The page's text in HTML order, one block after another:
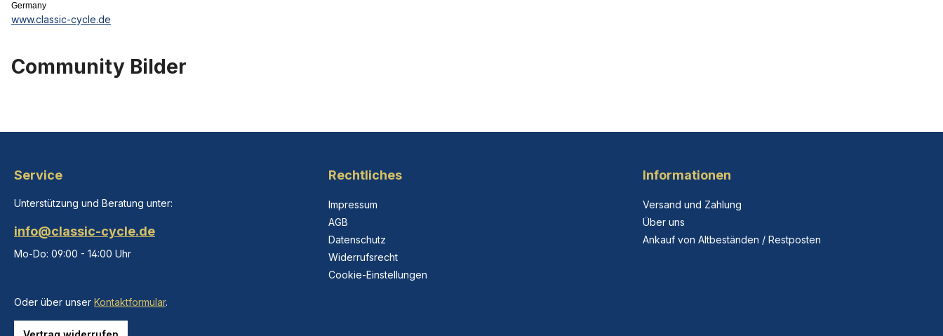
Germany
www.classic-cycle.de
Community Bilder
Service
Unterstützung und Beratung unter:
info@classic-cycle.de
Mo-Do: 09:00 - 14:00 Uhr
Oder über unser Kontaktformular.
Rechtliches
Impressum
AGB
Datenschutz
Widerrufsrecht
Cookie-Einstellungen
Informationen
Versand und Zahlung
Über uns
Ankauf von Altbeständen / Restposten